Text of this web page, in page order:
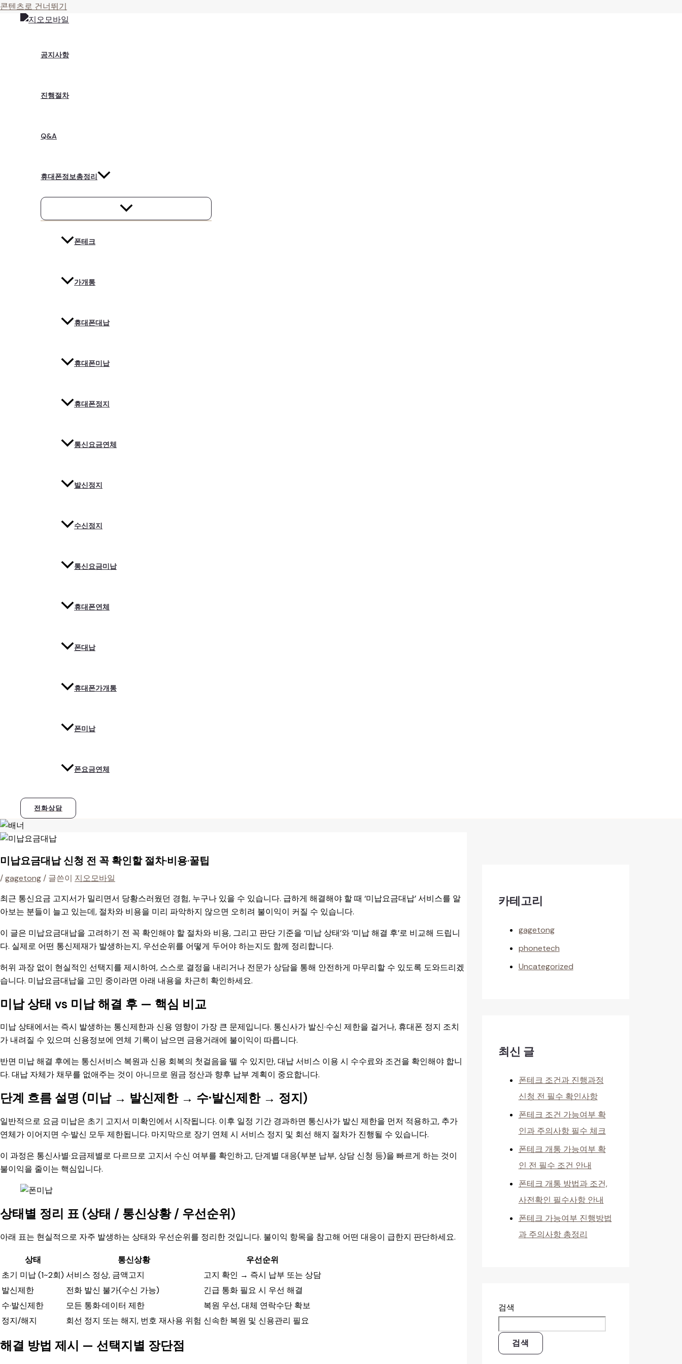
콘텐츠로 건너뛰기
공지사항
진행절차
Q&A
휴대폰정보총정리
폰테크
가개통
휴대폰대납
휴대폰미납
휴대폰정지
통신요금연체
발신정지
수신정지
통신요금미납
휴대폰연체
폰대납
휴대폰가개통
폰미납
폰요금연체
전화상담
미납요금대납 신청 전 꼭 확인할 절차·비용·꿀팁
/gagetong / 글쓴이 지오모바일
최근 통신요금 고지서가 밀리면서 당황스러웠던 경험, 누구나 있을 수 있습니다. 급하게 해결해야 할 때 ‘미납요금대납’ 서비스를 알
아보는 분들이 늘고 있는데, 절차와 비용을 미리 파악하지 않으면 오히려 불이익이 커질 수 있습니다.
이 글은 미납요금대납을 고려하기 전 꼭 확인해야 할 절차와 비용, 그리고 판단 기준을 ‘미납 상태’와 ‘미납 해결 후’로 비교해 드립니
다. 실제로 어떤 통신제재가 발생하는지, 우선순위를 어떻게 두어야 하는지도 함께 정리합니다.
허위 과장 없이 현실적인 선택지를 제시하여, 스스로 결정을 내리거나 전문가 상담을 통해 안전하게 마무리할 수 있도록 도와드리겠
습니다. 미납요금대납을 고민 중이라면 아래 내용을 차근히 확인하세요.
미납 상태 vs 미납 해결 후 — 핵심 비교
미납 상태에서는 즉시 발생하는 통신제한과 신용 영향이 가장 큰 문제입니다. 통신사가 발신·수신 제한을 걸거나, 휴대폰 정지 조치
가 내려질 수 있으며 신용정보에 연체 기록이 남으면 금융거래에 불이익이 따릅니다.
반면 미납 해결 후에는 통신서비스 복원과 신용 회복의 첫걸음을 뗄 수 있지만, 대납 서비스 이용 시 수수료와 조건을 확인해야 합니
다. 대납 자체가 채무를 없애주는 것이 아니므로 원금 정산과 향후 납부 계획이 중요합니다.
단계 흐름 설명 (미납 → 발신제한 → 수·발신제한 → 정지)
일반적으로 요금 미납은 초기 고지서 미확인에서 시작됩니다. 이후 일정 기간 경과하면 통신사가 발신 제한을 먼저 적용하고, 추가
연체가 이어지면 수·발신 모두 제한됩니다. 마지막으로 장기 연체 시 서비스 정지 및 회선 해지 절차가 진행될 수 있습니다.
이 과정은 통신사별·요금제별로 다르므로 고지서 수신 여부를 확인하고, 단계별 대응(부분 납부, 상담 신청 등)을 빠르게 하는 것이
불이익을 줄이는 핵심입니다.
상태별 정리 표 (상태 / 통신상황 / 우선순위)
아래 표는 현실적으로 자주 발생하는 상태와 우선순위를 정리한 것입니다. 불이익 항목을 참고해 어떤 대응이 급한지 판단하세요.
상태 통신상황
우선순위
초기 미납 (1~2회) 서비스 정상, 금액고지
고지 확인 → 즉시 납부 또는 상담
발신제한
전화 발신 불가(수신 가능)
긴급 통화 필요 시 우선 해결
수·발신제한
모든 통화·데이터 제한
복원 우선, 대체 연락수단 확보
정지/해지
회선 정지 또는 해지, 번호 재사용 위험 신속한 복원 및 신용관리 필요
해결 방법 제시 — 선택지별 장단점
카테고리
gagetong
phonetech
Uncategorized
최신 글
폰테크 조건과 진행과정
신청 전 필수 확인사항
폰테크 조건 가능여부 확
인과 주의사항 필수 체크
폰테크 개통 가능여부 확
인 전 필수 조건 안내
폰테크 개통 방법과 조건,
사전확인 필수사항 안내
폰테크 가능여부 진행방법
과 주의사항 총정리
검색
검색